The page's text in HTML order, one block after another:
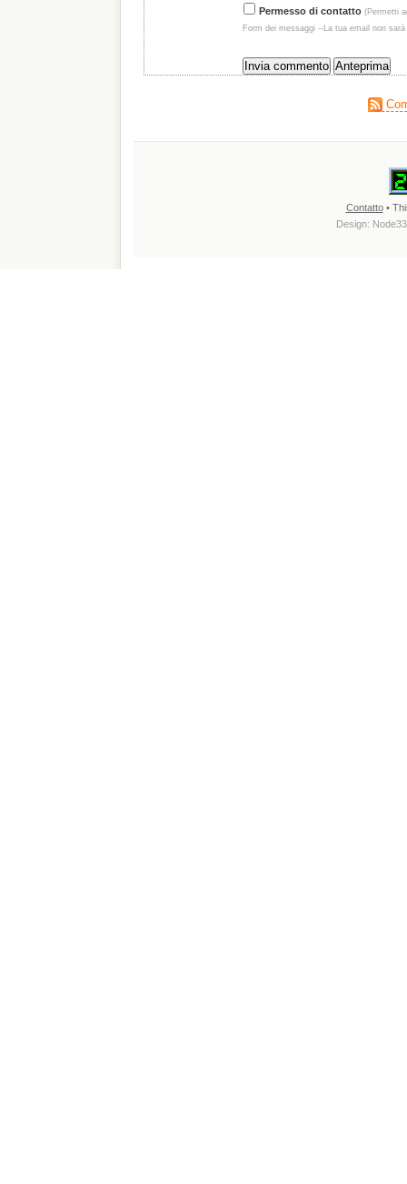
Permesso di contatto (Permetti
Form dei messaggi --La tua email non
Contatto•
Design: Node33